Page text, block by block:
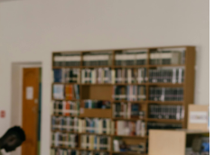
qui met à mal la